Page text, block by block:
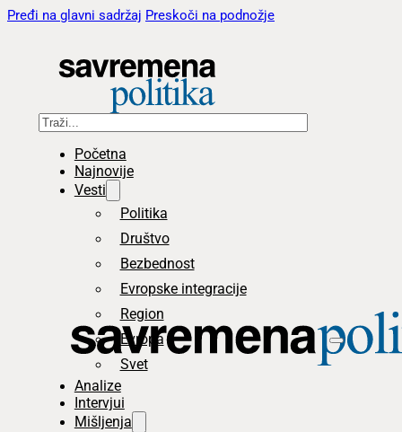
Pređi na glavni sadržaj Preskoči na podnožje
Pretraga
Početna
Najnovije
Vesti
Politika
Društvo
Bezbednost
Evropske integracije
Region
Evropa
Svet
Analize
Intervjui
Mišljenja